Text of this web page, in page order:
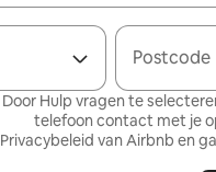
Postcode
Door Hulp vragen te
telefoon contact met je
Privacybeleid van Airbnb en